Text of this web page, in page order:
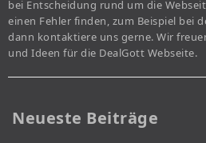
bei Entscheidung rund um die
einen Fehler finden, zum Beispiel bei
dann kontaktiere uns gerne. Wir
und Ideen für die DealGott Webseite.
Neueste Beiträge